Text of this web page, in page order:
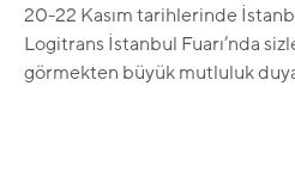
20-22 Kasım tarihlerinde
Logitrans İstanbul Fuarı’nda
görmekten büyük mutluluk